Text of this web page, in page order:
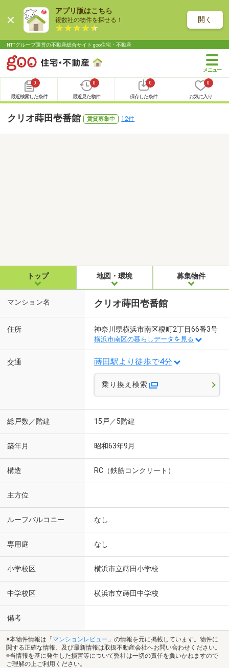
アプリ版はこちら
複数社の物件を探せる！ 開く
NTTグループ運営の不動産総合サイト goo住宅・不動産
0
最近検索した条件
0
最近見た物件
0
保存した条件
0
お気に入り
クリオ蒔田壱番館 賃貸募集中 12件
トップ 地図・環境 募集物件
マンション名 クリオ蒔田壱番館
住所 神奈川県横浜市南区榎町2丁目66番3号
横浜市南区の暮らしデータを見る
交通 蒔田駅より徒歩で4分
乗り換え検索
総戸数／階建 15戸／5階建
築年月 昭和63年9月
構造 RC（鉄筋コンクリート）
主方位
ルーフバルコニー なし
専用庭 なし
小学校区 横浜市立蒔田小学校
中学校区 横浜市立蒔田中学校
備考
※本物件情報は「 マンションレビュー 」の情報を元に掲載しています。物件に
関する正確な情報、及び最新情報は取扱不動産会社へお問い合わせください。
※当情報を基に発生した損害等について弊社は一切の責任を負いかねますので
ご理解の上ご利用ください。